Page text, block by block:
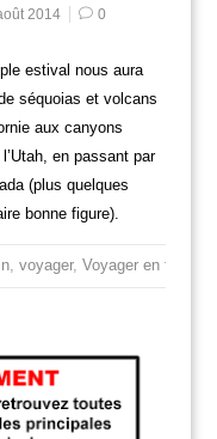
2014
0
estival nous aura
séquoias et volcans
aux canyons
en passant par
(plus quelques
bonne figure).
, voyager, Voyager en famille